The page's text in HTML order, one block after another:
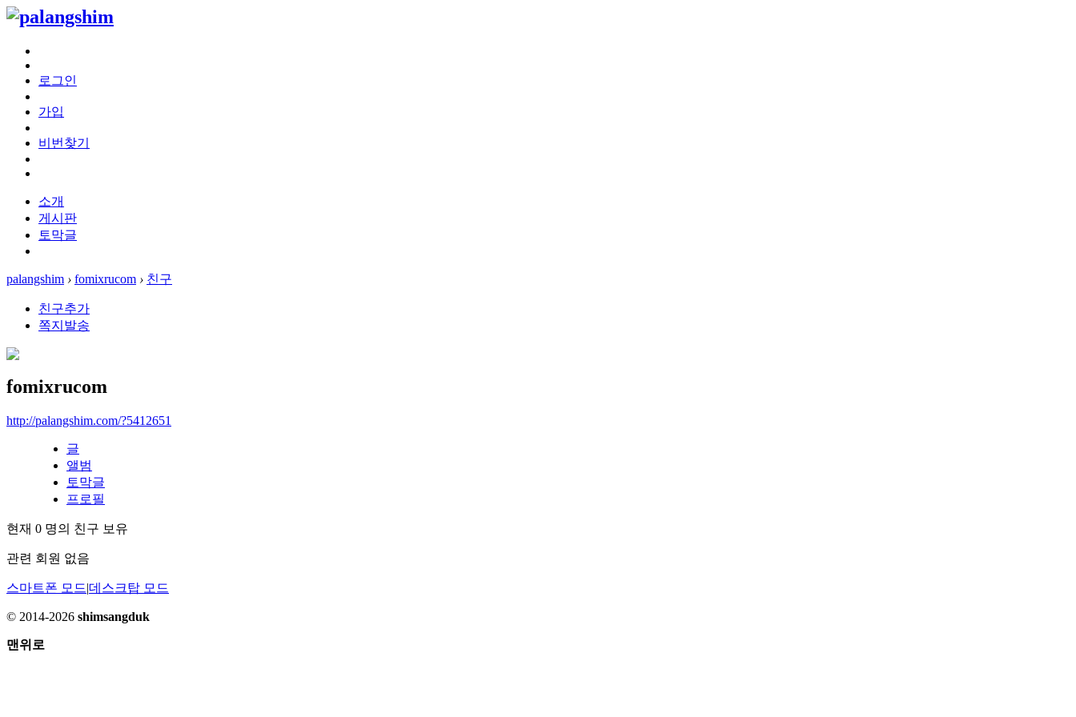
로그인
가입
비번찾기
소개
게시판
토막글
palangshim › fomixrucom › 친구
친구추가
쪽지발송
fomixrucom
http://palangshim.com/?5412651
글
앨범
토막글
프로필
현재 0 명의 친구 보유
관련 회원 없음
스마트폰 모드|데스크탑 모드
© 2014-2026 shimsangduk
맨위로